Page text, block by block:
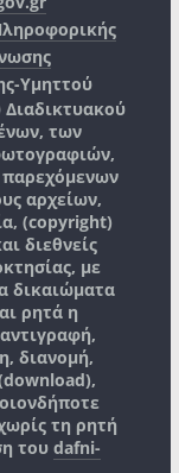
Υμηττού
των
αρχείων,
(copyright)
διεθνείς
με
δικαιώματα
ρητά η
διανομή,
τη ρητή
του dafni-